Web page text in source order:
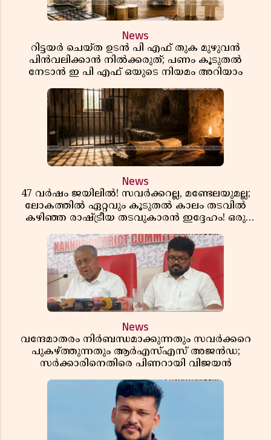
News
റിട്ടയർ ചെയ്ത ഉടൻ പി എഫ് തുക മുഴുവൻ
പിൻവലിക്കാൻ നിൽക്കരുത്; പണം കൂടുതൽ
നേടാൻ ഇ പി എഫ് ഒയുടെ നിയമം അറിയാം
News
47 വർഷം ജയിലിൽ! സവർക്കറല്ല, മണ്ടേലയുമല്ല;
ലോകത്തിൽ ഏറ്റവും കൂടുതൽ കാലം തടവിൽ
കഴിഞ്ഞ രാഷ്ട്രീയ തടവുകാരൻ ഇദ്ദേഹം! ഒരു
News
വന്ദേമാതരം നിർബന്ധമാക്കുന്നതും സവർക്കറെ
പുകഴ്ത്തുന്നതും ആർഎസ്എസ് അജൻഡ;
സർക്കാരിനെതിരെ പിണറായി വിജയൻ